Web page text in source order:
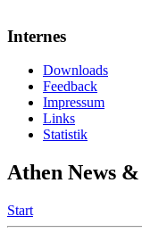
Internes
Downloads
Feedback
Impressum
Links
Statistik
Athen News
Start